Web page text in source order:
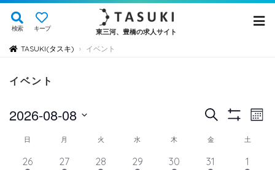
検索 キープ 東三河、豊橋の求人サイト
TASUKI(タスキ) › イベント
イベント
イ
ベ
ン
検
Filters
イ
2026-08-08
イ
ベ
日 月 火 水 木 金 土
14
26
11
27
11
28
11
29
11
30
11
31
12
1